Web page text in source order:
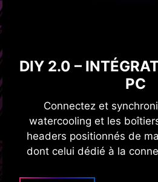
DIY 2.0 –
PC
Connectez et
watercooling et les
headers positionnés de
dont celui dédié à la